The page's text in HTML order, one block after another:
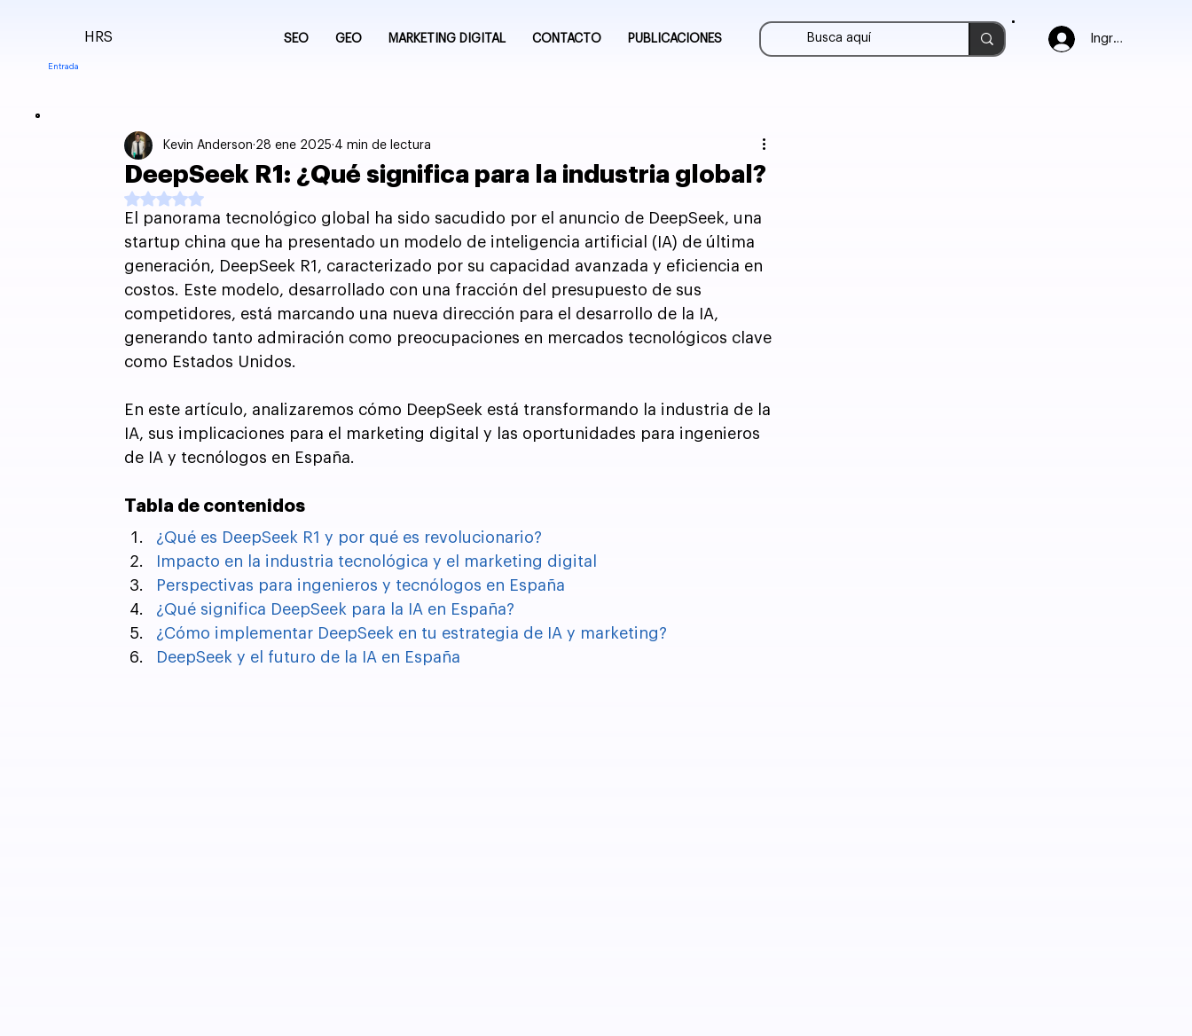
Ingresar
SEO GEO MARKETING DIGITAL CONTACTO PUBLICACIONES
Entrada
HRS
DeepSeek R1: ¿Qué significa para la industria global?
Kevin Anderson 28 ene 2025 4 min de lectura
Obtuvo NaN de 5 estrellas.
El panorama tecnológico global ha sido sacudido por el anuncio de DeepSeek, una
startup china que ha presentado un modelo de inteligencia artificial (IA) de última
generación, DeepSeek R1, caracterizado por su capacidad avanzada y eficiencia en
costos. Este modelo, desarrollado con una fracción del presupuesto de sus
competidores, está marcando una nueva dirección para el desarrollo de la IA,
generando tanto admiración como preocupaciones en mercados tecnológicos clave
como Estados Unidos.
En este artículo, analizaremos cómo DeepSeek está transformando la industria de la
IA, sus implicaciones para el marketing digital y las oportunidades para ingenieros
de IA y tecnólogos en España.
Tabla de contenidos
¿Qué es DeepSeek R1 y por qué es revolucionario?
Impacto en la industria tecnológica y el marketing digital
Perspectivas para ingenieros y tecnólogos en España
¿Qué significa DeepSeek para la IA en España?
¿Cómo implementar DeepSeek en tu estrategia de IA y marketing?
DeepSeek y el futuro de la IA en España